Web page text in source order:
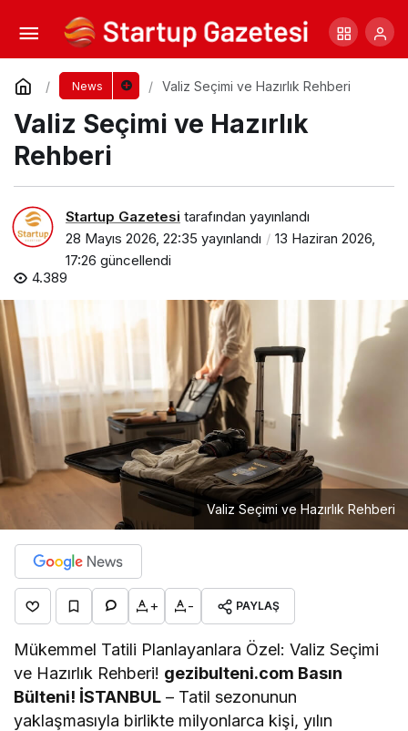
News Valiz Seçimi ve Hazırlık Rehberi
Valiz Seçimi ve Hazırlık
Rehberi
Startup Gazetesi tarafından yayınlandı
28 Mayıs 2026, 22:35 yayınlandı
13 Haziran 2026,
17:26 güncellendi
4.389
Valiz Seçimi ve Hazırlık Rehberi
+ - PAYLAŞ
Mükemmel Tatili Planlayanlara Özel: Valiz Seçimi
ve Hazırlık Rehberi! gezibulteni.com Basın
Bülteni! İSTANBUL – Tatil sezonunun
yaklaşmasıyla birlikte milyonlarca kişi, yılın
Postprandiyal Oksidatif Stres
Yorum Yap